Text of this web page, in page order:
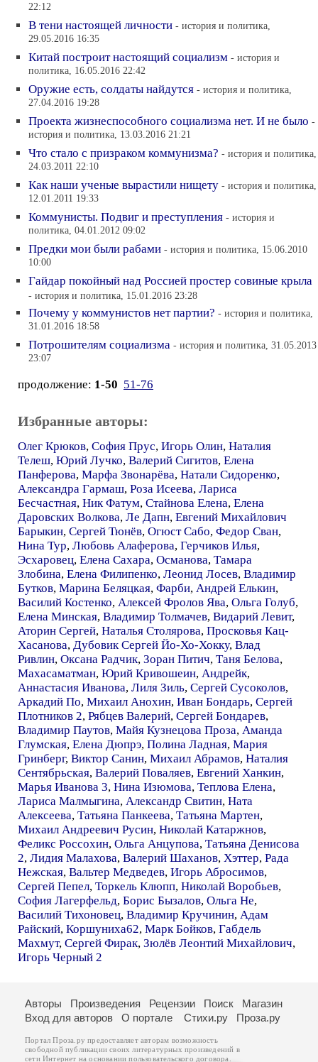
22:12
В тени настоящей личности - история и политика,
29.05.2016 16:35
Китай построит настоящий социализм - история и
политика, 16.05.2016 22:42
Оружие есть, солдаты найдутся - история и политика,
27.04.2016 19:28
Проекта жизнеспособного социализма нет. И не было -
история и политика, 13.03.2016 21:21
Что стало с призраком коммунизма? - история и политика,
24.03.2011 22:10
Как наши ученые вырастили нищету - история и политика,
12.01.2011 19:33
Коммунисты. Подвиг и преступления - история и
политика, 04.01.2012 09:02
Предки мои были рабами - история и политика, 15.06.2010
10:00
Гайдар покойный над Россией простер совиные крыла
- история и политика, 15.01.2016 23:28
Почему у коммунистов нет партии? - история и политика,
31.01.2016 18:58
Потрошителям социализма - история и политика, 31.05.2013
23:07
продолжение: 1-50 51-76
Избранные авторы:
Олег Крюков, София Прус, Игорь Олин, Наталия
Телеш, Юрий Лучко, Валерий Сигитов, Елена
Панферова, Марфа Звонарёва, Натали Сидоренко,
Александра Гармаш, Роза Исеева, Лариса
Бесчастная, Ник Фатум, Стайнова Елена, Елена
Даровских Волкова, Ле Дапн, Евгений Михайлович
Барыкин, Сергей Тюнёв, Огюст Сабо, Федор Сван,
Нина Тур, Любовь Алаферова, Герчиков Илья,
Эсхаровец, Елена Сахара, Османова, Тамара
Злобина, Елена Филипенко, Леонид Лосев, Владимир
Бутков, Марина Беляцкая, Фарби, Андрей Елькин,
Василий Костенко, Алексей Фролов Ява, Ольга Голуб,
Елена Минская, Владимир Толмачев, Видарий Левит,
Аторин Сергей, Наталья Столярова, Просковья Кац-
Хасанова, Дубовик Сергей Йо-Хо-Хокку, Влад
Ривлин, Оксана Радчик, Зоран Питич, Таня Белова,
Махасаматман, Юрий Кривошеин, Андрейк,
Аннастасия Иванова, Лиля Зиль, Сергей Сусоколов,
Аркадий По, Михаил Анохин, Иван Бондарь, Сергей
Плотников 2, Рябцев Валерий, Сергей Бондарев,
Владимир Паутов, Майя Кузнецова Проза, Аманда
Глумская, Елена Дюпрэ, Полина Ладная, Мария
Гринберг, Виктор Санин, Михаил Абрамов, Наталия
Сентябрьская, Валерий Поваляев, Евгений Ханкин,
Марья Иванова 3, Нина Изюмова, Теплова Елена,
Лариса Малмыгина, Александр Свитин, Ната
Алексеева, Татьяна Панкеева, Татьяна Мартен,
Михаил Андреевич Русин, Николай Катаржнов,
Феликс Россохин, Ольга Анцупова, Татьяна Денисова
2, Лидия Малахова, Валерий Шаханов, Хэттер, Рада
Нежская, Вальтер Медведев, Игорь Абросимов,
Сергей Пепел, Торкель Клюпп, Николай Воробьев,
София Лагерфельд, Борис Бызалов, Ольга Не,
Василий Тихоновец, Владимир Кручинин, Адам
Райский, Коршуниха62, Марк Бойков, Габдель
Махмут, Сергей Фирак, Зюлёв Леонтий Михайлович,
Игорь Черный 2
Авторы Произведения Рецензии Поиск
Магазин
Вход для авторов
О портале Стихи.ру Проза.ру
Портал Проза.ру предоставляет авторам возможность
свободной публикации своих литературных произведений в
сети Интернет на основаниипользовательского договора